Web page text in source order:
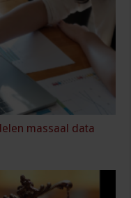
massaal data